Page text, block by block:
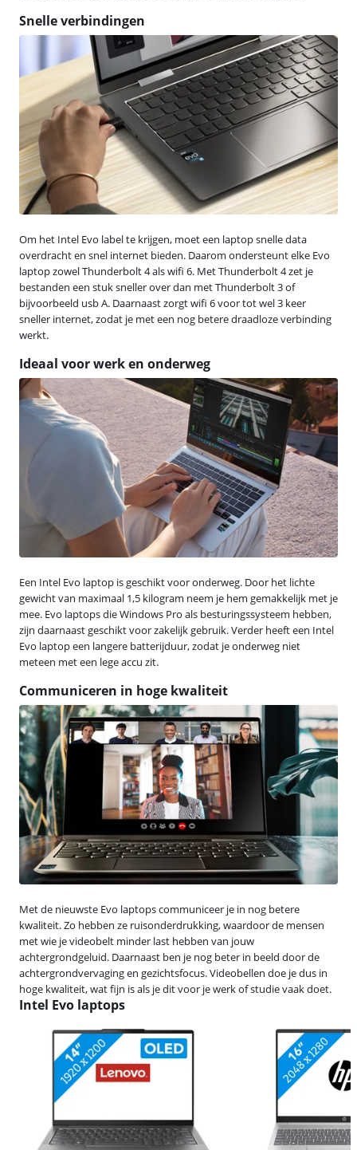
Snelle verbindingen
Om het Intel Evo label te krijgen, moet een laptop snelle data
overdracht en snel internet bieden. Daarom ondersteunt elke Evo
laptop zowel Thunderbolt 4 als wifi 6. Met Thunderbolt 4 zet je
bestanden een stuk sneller over dan met Thunderbolt 3 of
bijvoorbeeld usb A. Daarnaast zorgt wifi 6 voor tot wel 3 keer
sneller internet, zodat je met een nog betere draadloze verbinding
werkt.
Ideaal voor werk en onderweg
Een Intel Evo laptop is geschikt voor onderweg. Door het lichte
gewicht van maximaal 1,5 kilogram neem je hem gemakkelijk met je
mee. Evo laptops die Windows Pro als besturingssysteem hebben,
zijn daarnaast geschikt voor zakelijk gebruik. Verder heeft een Intel
Evo laptop een langere batterijduur, zodat je onderweg niet
meteen met een lege accu zit.
Communiceren in hoge kwaliteit
Met de nieuwste Evo laptops communiceer je in nog betere
kwaliteit. Zo hebben ze ruisonderdrukking, waardoor de mensen
met wie je videobelt minder last hebben van jouw
achtergrondgeluid. Daarnaast ben je nog beter in beeld door de
achtergrondvervaging en gezichtsfocus. Videobellen doe je dus in
hoge kwaliteit, wat fijn is als je dit voor je werk of studie vaak doet.
Intel Evo laptops